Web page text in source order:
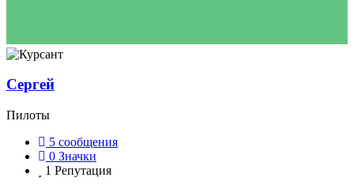
Сергей
Пилоты
5 сообщения
0 Значки
1 Репутация